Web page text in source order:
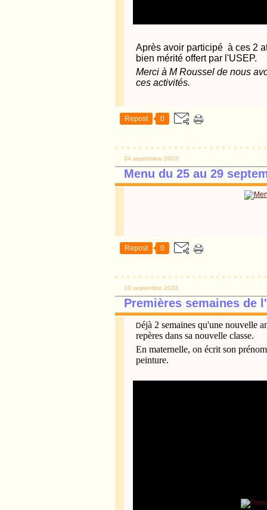
Après avoir participé à ces 2
bien mérité offert par l'USEP.
Merci à M Roussel de nous
ces activités.
Repost 0
24 septembre 2023
Menu du 25 au 29
Repost 0
18 septembre 2023
Premières semaines de
Déjà 2 semaines qu'une nouvelle
repères dans sa nouvelle classe.
En maternelle, on écrit son
peinture.